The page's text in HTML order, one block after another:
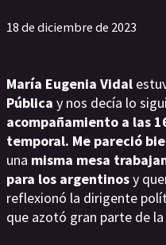
18 de diciembre de 2023
María Eugenia Vidal
Pública y nos decía lo
acompañamiento a las
temporal. Me pareció
una misma mesa
para los argentinosy
reflexionó la dirigente
que azotó gran parte de